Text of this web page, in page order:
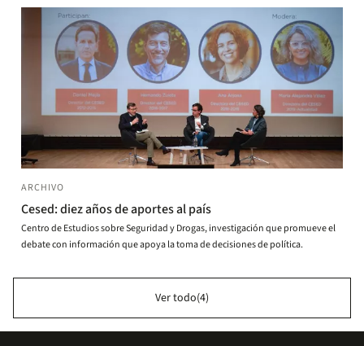
ARCHIVO
Cesed: diez años de aportes al país
Centro de Estudios sobre Seguridad y Drogas, investigación que promueve el
debate con información que apoya la toma de decisiones de política.
Ver todo(4)